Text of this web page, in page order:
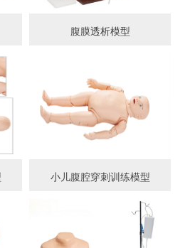
腹膜透析模型
小儿腹腔穿刺训练模型